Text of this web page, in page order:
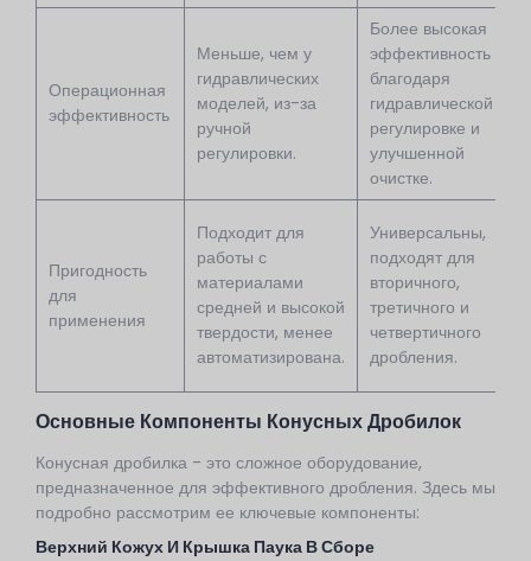
Операционная
эффективность
Меньше, чем у
гидравлических
моделей, из-за
ручной
регулировки.
Более высокая
эффективность
благодаря
гидравлической
регулировке и
улучшенной
очистке.
Пригодность
для
применения
Подходит для
работы с
материалами
средней и высокой
твердости, менее
автоматизирована.
Универсальны,
подходят для
вторичного,
третичного и
четвертичного
дробления.
Основные Компоненты Конусных Дробилок
Конусная дробилка - это сложное оборудование,
предназначенное для эффективного дробления. Здесь мы
подробно рассмотрим ее ключевые компоненты:
Верхний Кожух И Крышка Паука В Сборе